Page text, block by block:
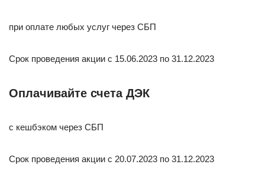
при оплате любых услуг через СБП
Срок проведения акции с 15.06.2023 по 31.12.2023
Оплачивайте счета ДЭК
с кешбэком через СБП
Срок проведения акции с 20.07.2023 по 31.12.2023